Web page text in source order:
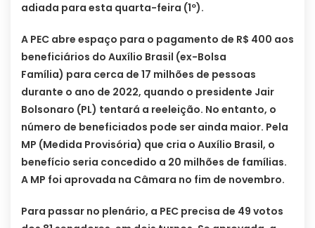
adiada para esta quarta-feira (1º).
A PEC abre espaço para o pagamento de R$ 400 aos
beneficiários do Auxílio Brasil (ex-Bolsa
Família) para cerca de 17 milhões de pessoas
durante o ano de 2022, quando o presidente Jair
Bolsonaro (PL) tentará a reeleição. No entanto, o
número de beneficiados pode ser ainda maior. Pela
MP (Medida Provisória) que cria o Auxílio Brasil, o
benefício seria concedido a 20 milhões de famílias.
A MP foi aprovada na Câmara no fim de novembro.
Para passar no plenário, a PEC precisa de 49 votos